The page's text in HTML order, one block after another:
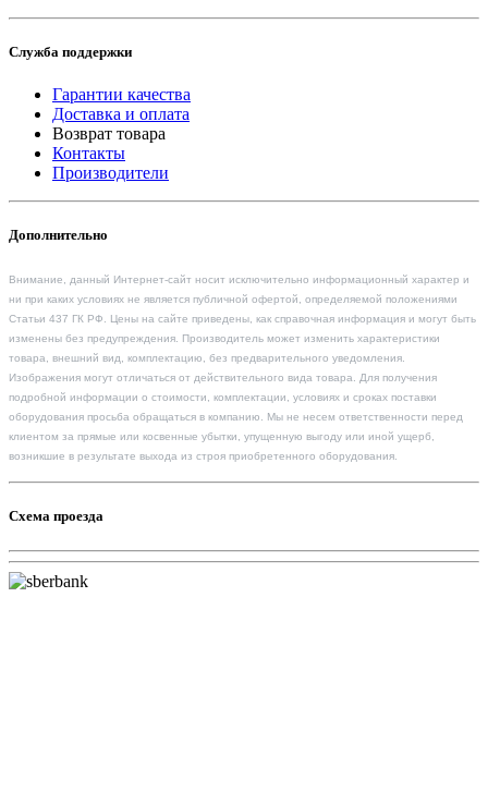
Служба поддержки
Гарантии качества
Доставка и оплата
Возврат товара
Контакты
Производители
Дополнительно
Внимание, данный Интернет-сайт носит исключительно информационный характер и
ни при каких условиях не является публичной офертой, определяемой положениями
Статьи 437 ГК РФ. Цены на сайте приведены, как справочная информация и могут быть
изменены без предупреждения. Производитель может изменить характеристики
товара, внешний вид, комплектацию, без предварительного уведомления.
Изображения могут отличаться от действительного вида товара. Для получения
подробной информации о стоимости, комплектации, условиях и сроках поставки
оборудования просьба обращаться в компанию. Мы не несем ответственности перед
клиентом за прямые или косвенные убытки, упущенную выгоду или иной ущерб,
возникшие в результате выхода из строя приобретенного оборудования.
Схема проезда